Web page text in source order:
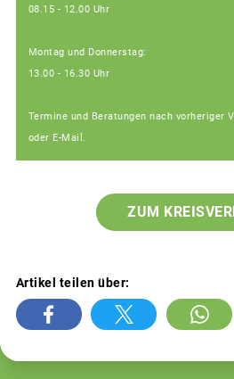
08.15 - 12.00 Uhr
Montag und Donnerstag:
13.00 - 16.30 Uhr
Termine und Beratungen nach vorheriger
oder E-Mail.
ZUM
Artikel teilen über: